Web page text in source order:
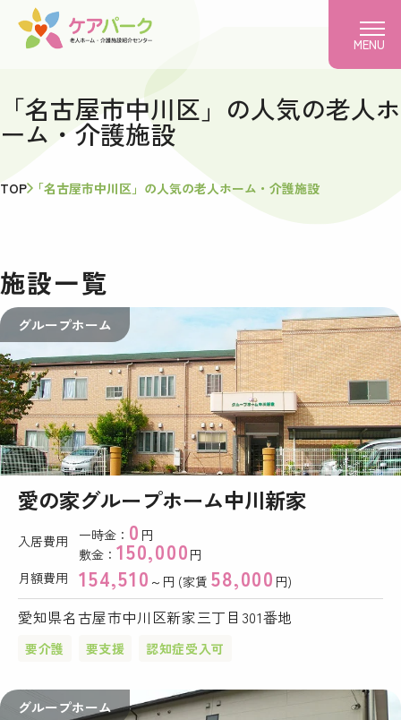
MENU
「名古屋市中川区」の人気の老人ホ
ーム・介護施設
TOP 「名古屋市中川区」の人気の老人ホーム・介護施設
施設一覧
グループホーム
愛の家グループホーム中川新家
入居費用 一時金： 0 円
敷金： 150,000 円
月額費用
154,510 ～円 (家賃58,000 円)
愛知県名古屋市中川区新家三丁目301番地
要介護 要支援 認知症受入可
グループホーム